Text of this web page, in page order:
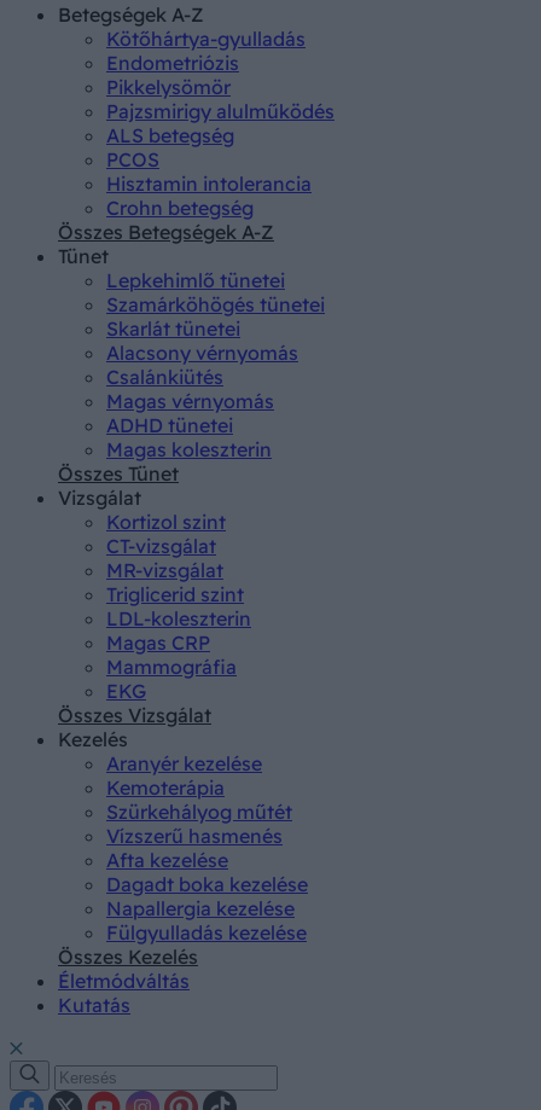
Betegségek A-Z
Kötőhártya-gyulladás
Endometriózis
Pikkelysömör
Pajzsmirigy alulműködés
ALS betegség
PCOS
Hisztamin intolerancia
Crohn betegség
Összes Betegségek A-Z
Tünet
Lepkehimlő tünetei
Szamárköhögés tünetei
Skarlát tünetei
Alacsony vérnyomás
Csalánkiütés
Magas vérnyomás
ADHD tünetei
Magas koleszterin
Összes Tünet
Vizsgálat
Kortizol szint
CT-vizsgálat
MR-vizsgálat
Triglicerid szint
LDL-koleszterin
Magas CRP
Mammográfia
EKG
Összes Vizsgálat
Kezelés
Aranyér kezelése
Kemoterápia
Szürkehályog műtét
Vízszerű hasmenés
Afta kezelése
Dagadt boka kezelése
Napallergia kezelése
Fülgyulladás kezelése
Összes Kezelés
Életmódváltás
Kutatás